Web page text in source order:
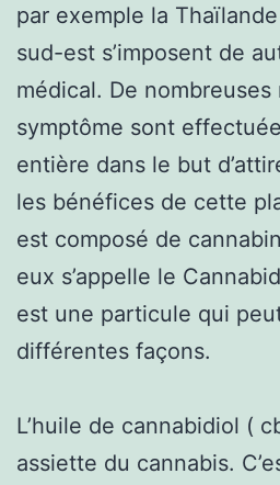
par exemple la
sud-est s’imposent de
médical. De nombreuses
symptôme sont
entière dans le but
les bénéfices de cette
est composé de
eux s’appelle le
est une particule qui
différentes façons.
L’huile de cannabidiol (
assiette du cannabis.